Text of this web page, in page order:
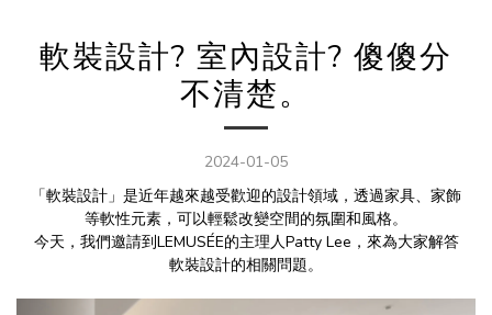
軟裝設計? 室內設計? 傻傻分
不清楚。
2024-01-05
「軟裝設計」是近年越來越受歡迎的設計領域，透過家具、家飾
等軟性元素，可以輕鬆改變空間的氛圍和風格。
今天，我們邀請到LEMUSÉE的主理人Patty Lee，來為大家解答
軟裝設計的相關問題。